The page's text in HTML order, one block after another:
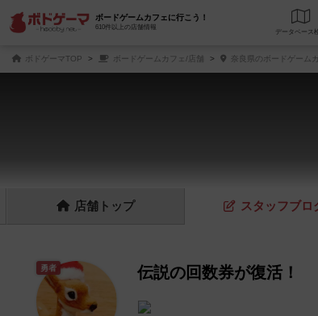
ボードゲームカフェに行こう！
610件以上の店舗情報
デ
ボドゲーマTOP ボードゲームカフェ/店舗 奈良県のボードゲーム
店舗 トップ スタッフブロ
伝説の回数券が復活！
勇者